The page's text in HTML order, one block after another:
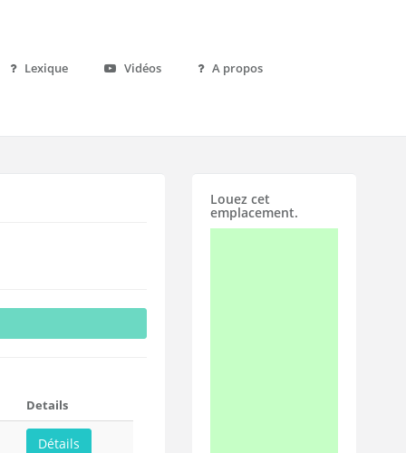
Lexique Vidéos A propos
Details
Détails
Louez cet
emplacement.